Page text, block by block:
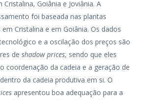
Goiânia e Joviânia. A
foi baseada nas plantas
Cristalina e em Goiânia. Os dados
e a oscilação dos preços são
de shadow prices, sendo que eles
coordenação da cadeia e a geração de
da cadeia produtiva em si. O
apresentou boa adequação para a